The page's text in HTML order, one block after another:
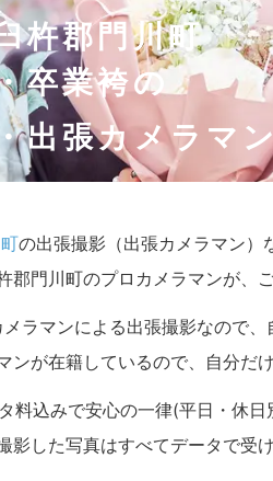
杵郡門川町
卒業袴の
出張カメラマ
の出張撮影（出張カメラマン）
郡門川町のプロカメラマンが、
ラマンによる出張撮影なので、
ンが在籍しているので、自分だ
料込みで安心の一律(平日・休
影した写真はすべてデータで受け